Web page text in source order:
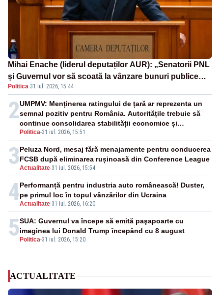
Mihai Enache (liderul deputaților AUR): „Senatorii PNL
și Guvernul vor să scoată la vânzare bunuri publice
pentru a stinge datoriile pentru vaccinurile Pfizer!”
Politica·31 iul. 2026, 15:44
2
Politica-31 iul. 2026, 15:51
UMPMV: Menținerea ratingului de țară ar reprezenta un
semnal pozitiv pentru România. Autoritățile trebuie să
continue consolidarea stabilității economice și
financiare
3Actualitate-31 iul. 2026, 15:54
Peluza Nord, mesaj fără menajamente pentru conducerea
FCSB după eliminarea rușinoasă din Conference League
4Actualitate-31 iul. 2026, 16:20
Performanță pentru industria auto românească! Duster,
pe primul loc în topul vânzărilor din Ucraina
5 Politica-31 iul. 2026, 15:20
SUA: Guvernul va începe să emită paşapoarte cu
imaginea lui Donald Trump începând cu 8 august
ACTUALITATE